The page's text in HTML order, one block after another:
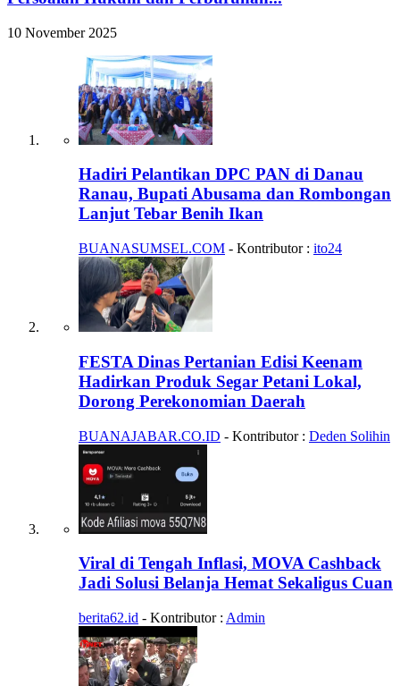
10 November 2025
Hadiri Pelantikan DPC PAN di Danau
Ranau, Bupati Abusama dan Rombongan
Lanjut Tebar Benih Ikan
BUANASUMSEL.COM - Kontributor : ito24
FESTA Dinas Pertanian Edisi Keenam
Hadirkan Produk Segar Petani Lokal,
Dorong Perekonomian Daerah
BUANAJABAR.CO.ID - Kontributor : Deden Solihin
Viral di Tengah Inflasi, MOVA Cashback
Jadi Solusi Belanja Hemat Sekaligus Cuan
berita62.id - Kontributor : Admin